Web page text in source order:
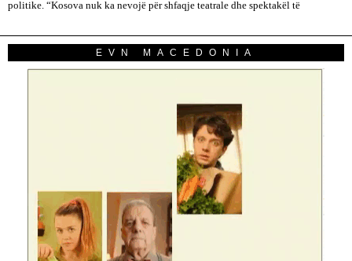
politike. “Kosova nuk ka nevojë për shfaqje teatrale dhe spektakël të
EVN MACEDONIA